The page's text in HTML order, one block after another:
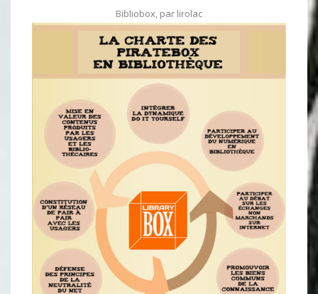
Bibliobox, par lirolac